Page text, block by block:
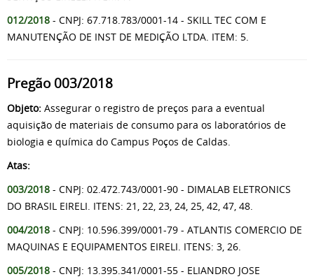
012/2018 - CNPJ: 67.718.783/0001-14 - SKILL TEC COM E
MANUTENÇÃO DE INST DE MEDIÇÃO LTDA. ITEM: 5.
Pregão 003/2018
Objeto: Assegurar o registro de preços para a eventual
aquisição de materiais de consumo para os laboratórios de
biologia e química do Campus Poços de Caldas.
Atas:
003/2018 - CNPJ: 02.472.743/0001-90 - DIMALAB ELETRONICS
DO BRASIL EIRELI. ITENS: 21, 22, 23, 24, 25, 42, 47, 48.
004/2018 - CNPJ: 10.596.399/0001-79 - ATLANTIS COMERCIO DE
MAQUINAS E EQUIPAMENTOS EIRELI. ITENS: 3, 26.
005/2018 - CNPJ: 13.395.341/0001-55 - ELIANDRO JOSE